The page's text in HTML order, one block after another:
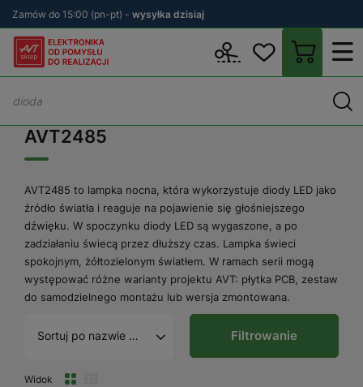
Zamów do 15:00 (pn-pt) - wysyłka dzisiaj
AVT2485
AVT2485 to lampka nocna, która wykorzystuje diody LED jako
źródło światła i reaguje na pojawienie się głośniejszego
dźwięku. W spoczynku diody LED są wygaszone, a po
zadziałaniu świecą przez dłuższy czas. Lampka świeci
spokojnym, żółtozielonym światłem. W ramach serii mogą
występować różne warianty projektu AVT: płytka PCB, zestaw
do samodzielnego montażu lub wersja zmontowana.
Sortuj po nazwie A - Z
Widok
Filtrowanie